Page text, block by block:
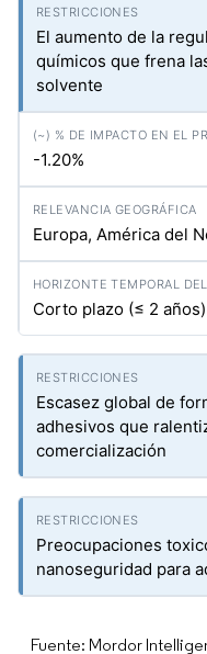
El aumento de la
químicos que frena
solvente
-1.20%
Europa, América del
Corto plazo (≤ 2 años)
Escasez global de
adhesivos que
comercialización
Preocupaciones
nanoseguridad para
Fuente: Mordor